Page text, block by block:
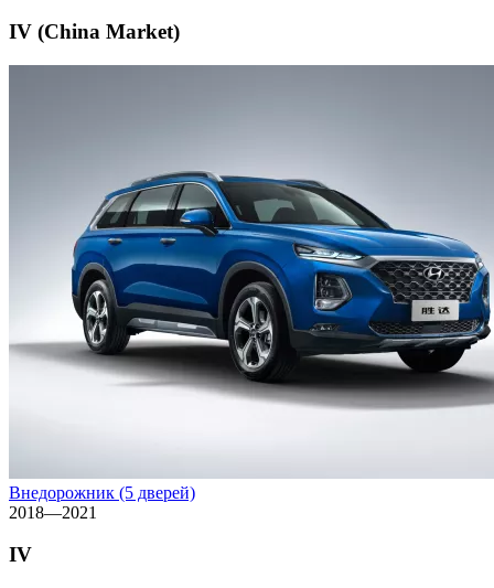
IV (China Market)
Внедорожник (5 дверей)
2018—2021
IV